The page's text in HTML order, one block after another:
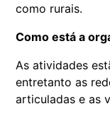
como rurais.
Como está a
As atividades
entretanto as
articuladas e as